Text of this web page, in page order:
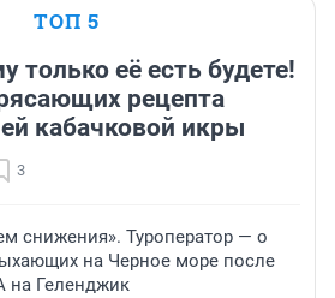
ТОП 5
только её есть будете!
рецепта
кабачковой икры
3
снижения». Туроператор — о
на Черное море после
на Геленджик